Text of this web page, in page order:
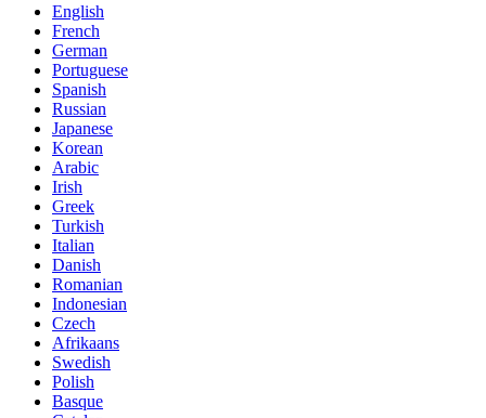
English
French
German
Portuguese
Spanish
Russian
Japanese
Korean
Arabic
Irish
Greek
Turkish
Italian
Danish
Romanian
Indonesian
Czech
Afrikaans
Swedish
Polish
Basque